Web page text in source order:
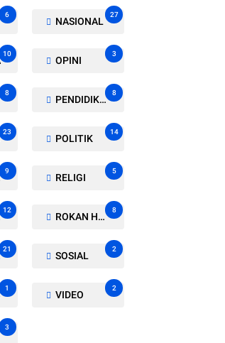
6
NASIONAL
27
10
OPINI
3
8
PENDIDIKAN
8
23
POLITIK
14
9
RELIGI
5
12
ROKAN HULU
8
21
SOSIAL
2
1
VIDEO
2
3